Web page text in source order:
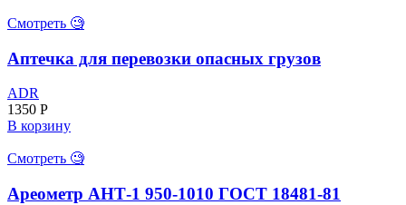
Смотреть 🧐
Аптечка для перевозки опасных грузов
ADR
1350 Р
В корзину
Смотреть 🧐
Ареометр АНТ-1 950-1010 ГОСТ 18481-81